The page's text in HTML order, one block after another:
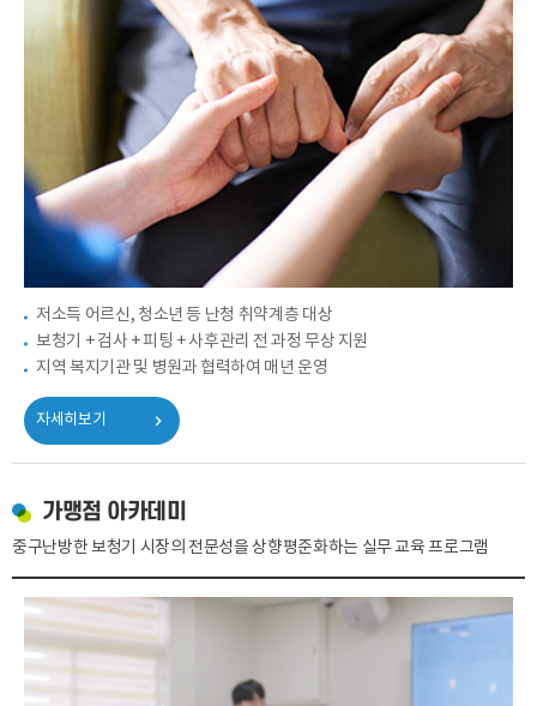
저소득 어르신, 청소년 등 난청 취약계층 대상
보청기 + 검사 + 피팅 + 사후관리 전 과정 무상 지원
지역 복지기관 및 병원과 협력하여 매년 운영
자세히보기
가맹점 아카데미
중구난방한 보청기 시장의 전문성을 상향평준화하는 실무 교육 프로그램
개인정보 수집, 이용에 동의합니다.
[자세히보기]